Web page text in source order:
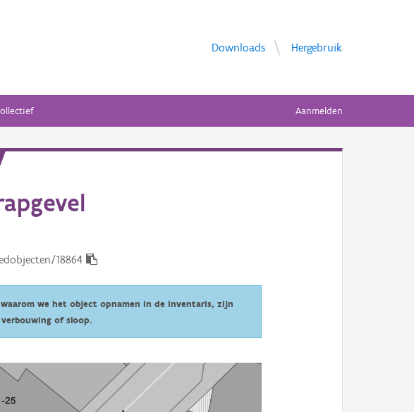
Downloads Hergebruik
Aanmelden
18864
we het object opnamen in de inventaris, zijn
of sloop.